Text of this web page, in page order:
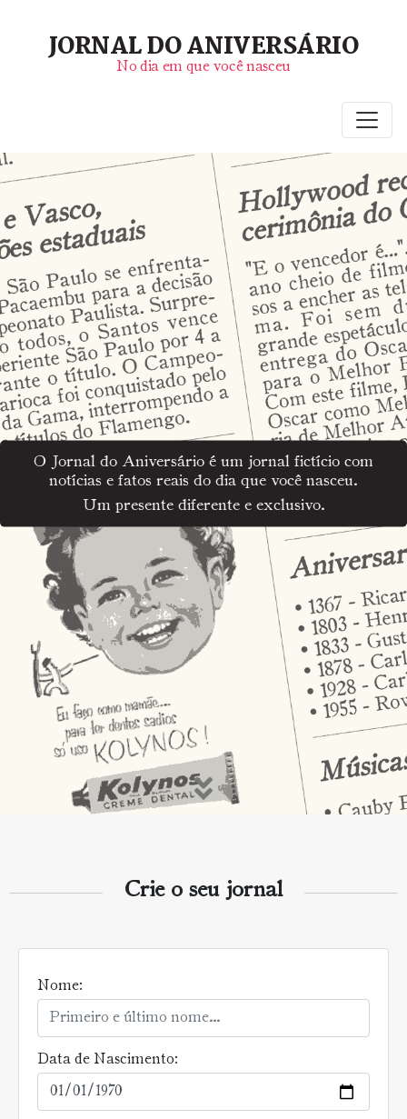
JORNAL DO ANIVERSÁRIO
No dia em que você nasceu
O Jornal do Aniversário é um jornal fictício com
notícias e fatos reais do dia que você nasceu.
Um presente diferente e exclusivo.
Crie o seu jornal
Nome:
Data de Nascimento: